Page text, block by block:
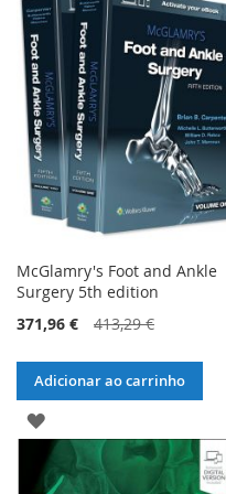
LISTA
DE
DESEJOS
McGlamry's Foot and Ankle
Surgery 5th edition
371,96 €
413,29 €
Adicionar ao carrinho
ADICIONAR
À